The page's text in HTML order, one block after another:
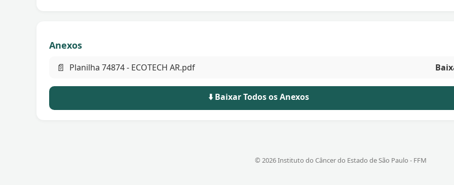
Anexos
📄 Planilha 74874 - ECOTECH AR.pdf
⬇️ Baixar Todos os Anexos
© 2026 Instituto do Câncer do Estado de São Paulo - FFM